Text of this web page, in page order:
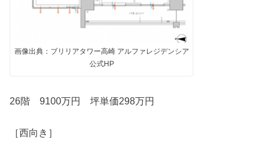
画像出典：ブリリアタワー高崎 アルファレジデンシア
公式HP
26階 9100万円 坪単価298万円
［西向き］